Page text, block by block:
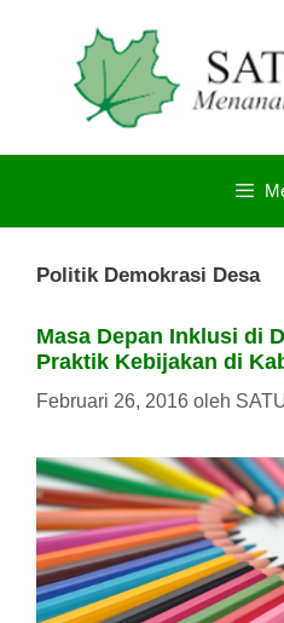
Politik Demokrasi Desa
Masa Depan Inklusi di
Praktik Kebijakan di
Februari 26, 2016 oleh